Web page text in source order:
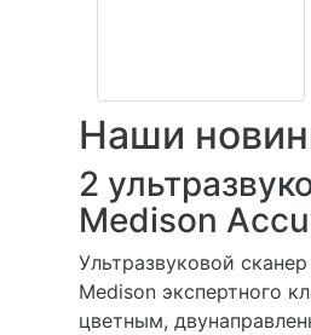
Наши
2
Medison
Ультразвуковой
Medison экспертного
цветным,